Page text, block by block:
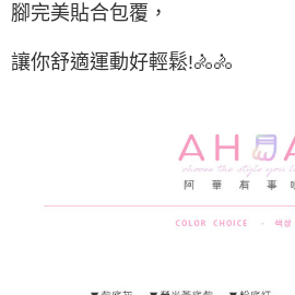
每筆NT$125，滿NT$1,500(含以上)免運
其他海外郵寄
腳完美貼合包覆，
讓你舒適運動好輕鬆!🚴🚴